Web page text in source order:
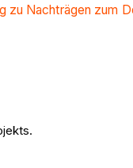
zu Nachträgen zum